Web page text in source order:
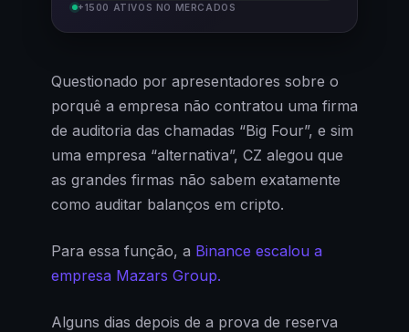
+1500 ATIVOS NO MERCADOS
Questionado por apresentadores sobre o
porquê a empresa não contratou uma firma
de auditoria das chamadas “Big Four”, e sim
uma empresa “alternativa”, CZ alegou que
as grandes firmas não sabem exatamente
como auditar balanços em cripto.
Para essa função, a Binance escalou a
empresa Mazars Group.
Alguns dias depois de a prova de reserva